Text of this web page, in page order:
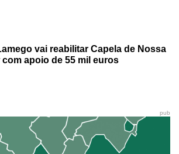
vai reabilitar Capela de Nossa
apoio de 55 mil euros
pub